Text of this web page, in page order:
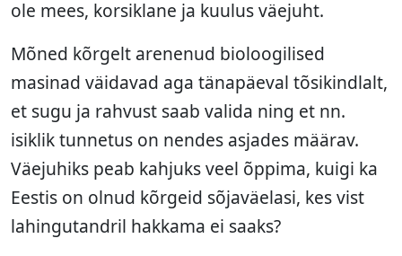
ole mees, korsiklane ja kuulus väejuht.
Mõned kõrgelt arenenud bioloogilised
masinad väidavad aga tänapäeval tõsikindlalt,
et sugu ja rahvust saab valida ning et nn.
isiklik tunnetus on nendes asjades määrav.
Väejuhiks peab kahjuks veel õppima, kuigi ka
Eestis on olnud kõrgeid sõjaväelasi, kes vist
lahingutandril hakkama ei saaks?